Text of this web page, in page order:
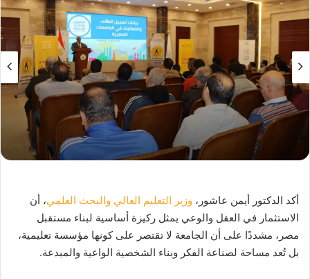
أكد الدكتور أيمن عاشور، وزير التعليم العالي والبحث العلمي، أن
الاستثمار في العقل والوعي يمثل ركيزة أساسية لبناء مستقبل
مصر، مشددًا على أن الجامعة لا تقتصر على كونها مؤسسة تعليمية،
بل تُعد مساحة لصناعة الفكر وبناء الشخصية الواعية والمبدعة.